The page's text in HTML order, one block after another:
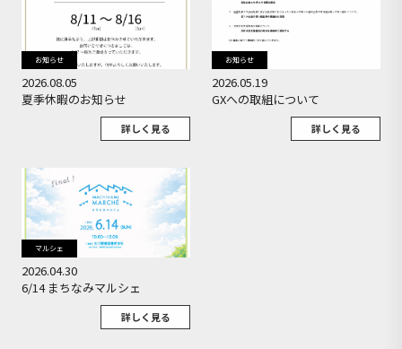
お知らせ
2026.08.05
夏季休暇のお知らせ
詳しく見る
お知らせ
2026.05.19
GXへの取組について
詳しく見る
マルシェ
2026.04.30
6/14 まちなみマルシェ
詳しく見る